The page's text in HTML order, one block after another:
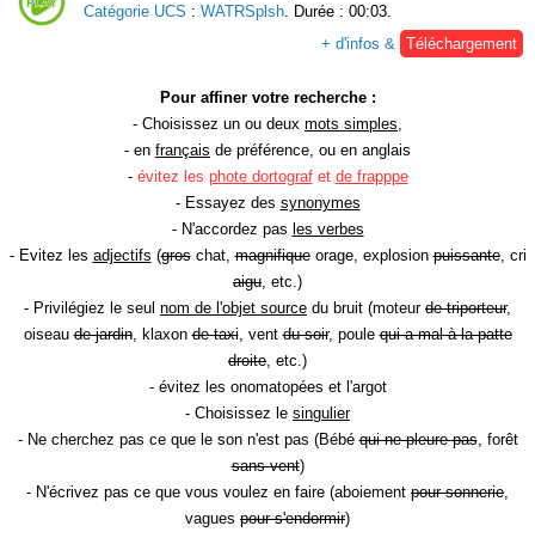
Catégorie UCS : WATRSplsh . Durée : 00:03.
+ d'infos &
Téléchargement
Pour affiner votre recherche :
- Choisissez un ou deux mots simples
- en français de préférence, ou en anglais
- évitez les phote dortografet de frapppe
- Essayez des synonymes
- N'accordez pas les verbes
- Evitez les adjectifs (groschat,magnifiqueorage, explosionpuissante, cri
aigu , etc.)
- Privilégiez le seul nom de l'objet source du bruit (moteur de triporteur,
oiseaude jardin, klaxonde taxi, ventdu soir, poulequi a mal à la patte
droite , etc.)
- évitez les onomatopées et l'argot
- Choisissez le singulier
- Ne cherchez pas ce que le son n'est pas (Bébéqui ne pleure pas, forêt
sans vent)
- N'écrivez pas ce que vous voulez en faire (aboiement pour sonnerie
vagues pour s'endormir)